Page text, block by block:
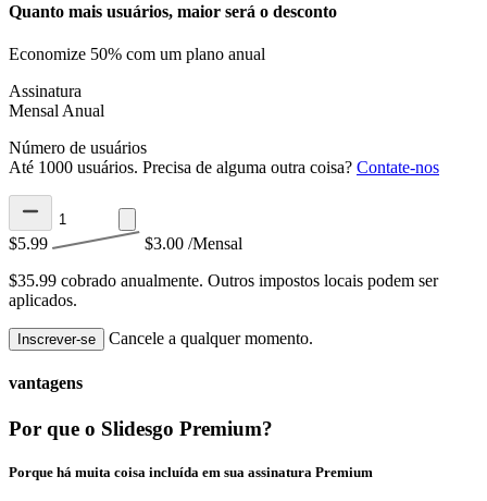
Quanto mais usuários, maior será o desconto
Economize 50% com um plano anual
Assinatura
Mensal Anual
Número de usuários
Até 1000 usuários. Precisa de alguma outra coisa? Contate-nos
$5.99 $3.00 /Mensal
$35.99 cobrado anualmente. Outros impostos locais podem ser
aplicados.
Inscrever-se Cancele a qualquer momento.
vantagens
Por que o Slidesgo Premium?
Porque há muita coisa incluída em sua assinatura Premium